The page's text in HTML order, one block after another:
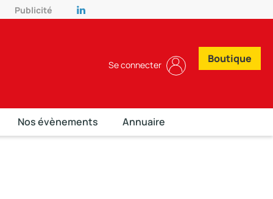
Publicité
Se connecter Boutique
Nos évènements Annuaire